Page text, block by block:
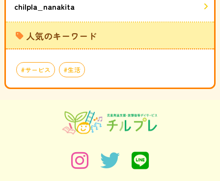
chilpla_nanakita
人気のキーワード
サービス 生活